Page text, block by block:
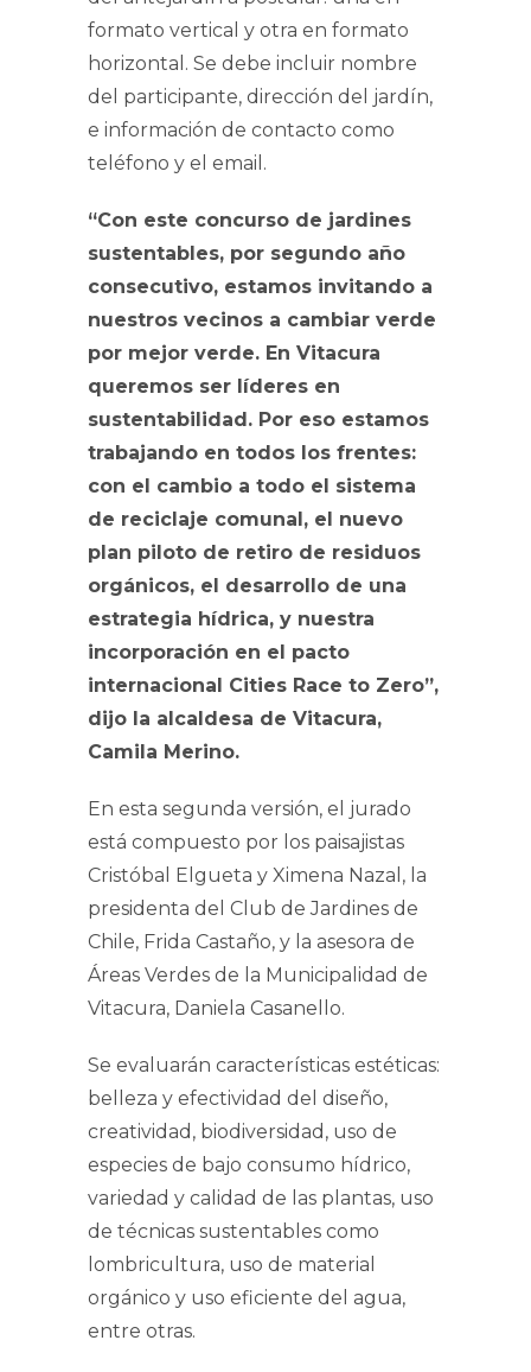
formato vertical y otra en formato
horizontal. Se debe incluir nombre
del participante, dirección del jardín,
e información de contacto como
teléfono y el email.
“Con este concurso de jardines
sustentables, por segundo año
consecutivo, estamos invitando a
nuestros vecinos a cambiar verde
por mejor verde. En Vitacura
queremos ser líderes en
sustentabilidad. Por eso estamos
trabajando en todos los frentes:
con el cambio a todo el sistema
de reciclaje comunal, el nuevo
plan piloto de retiro de residuos
orgánicos, el desarrollo de una
estrategia hídrica, y nuestra
incorporación en el pacto
internacional Cities Race to Zero”,
dijo la alcaldesa de Vitacura,
Camila Merino.
En esta segunda versión, el jurado
está compuesto por los paisajistas
Cristóbal Elgueta y Ximena Nazal, la
presidenta del Club de Jardines de
Chile, Frida Castaño, y la asesora de
Áreas Verdes de la Municipalidad de
Vitacura, Daniela Casanello.
Se evaluarán características estéticas:
belleza y efectividad del diseño,
creatividad, biodiversidad, uso de
especies de bajo consumo hídrico,
variedad y calidad de las plantas, uso
de técnicas sustentables como
lombricultura, uso de material
orgánico y uso eficiente del agua,
entre otras.